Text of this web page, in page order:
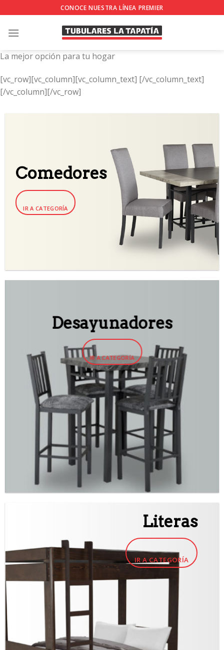
to
content
CONOCE NUESTRA LÍNEA PREMIER
La mejor opción para tu hogar
[vc_row][vc_column][vc_column_text] [/vc_column_text]
[/vc_column][/vc_row]
Comedores
IR A CATEGORÍA
Desayunadores
IR A CATEGORÍA
Literas
IR A CATEGORÍA